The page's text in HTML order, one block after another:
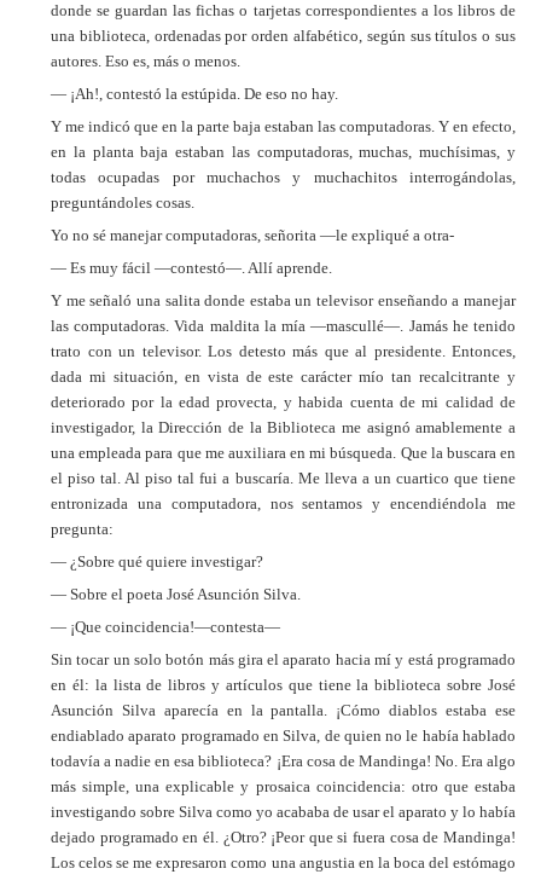
donde se guardan las fichas o tarjetas correspondientes a los libros de
una biblioteca, ordenadas por orden alfabético, según sus títulos o sus
autores. Eso es, más o menos.
— ¡Ah!, contestó la estúpida. De eso no hay.
Y me indicó que en la parte baja estaban las computadoras. Y en efecto,
en la planta baja estaban las computadoras, muchas, muchísimas, y
todas ocupadas por muchachos y muchachitos interrogándolas,
preguntándoles cosas.
Yo no sé manejar computadoras, señorita —le expliqué a otra-
— Es muy fácil —contestó—. Allí aprende.
Y me señaló una salita donde estaba un televisor enseñando a manejar
las computadoras. Vida maldita la mía —mascullé—. Jamás he tenido
trato con un televisor. Los detesto más que al presidente. Entonces,
dada mi situación, en vista de este carácter mío tan recalcitrante y
deteriorado por la edad provecta, y habida cuenta de mi calidad de
investigador, la Dirección de la Biblioteca me asignó amablemente a
una empleada para que me auxiliara en mi búsqueda. Que la buscara en
el piso tal. Al piso tal fui a buscaría. Me lleva a un cuartico que tiene
entronizada una computadora, nos sentamos y encendiéndola me
pregunta:
— ¿Sobre qué quiere investigar?
— Sobre el poeta José Asunción Silva.
— ¡Que coincidencia!—contesta—
Sin tocar un solo botón más gira el aparato hacia mí y está programado
en él: la lista de libros y artículos que tiene la biblioteca sobre José
Asunción Silva aparecía en la pantalla. ¡Cómo diablos estaba ese
endiablado aparato programado en Silva, de quien no le había hablado
todavía a nadie en esa biblioteca? ¡Era cosa de Mandinga! No. Era algo
más simple, una explicable y prosaica coincidencia: otro que estaba
investigando sobre Silva como yo acababa de usar el aparato y lo había
dejado programado en él. ¿Otro? ¡Peor que si fuera cosa de Mandinga!
Los celos se me expresaron como una angustia en la boca del estómago